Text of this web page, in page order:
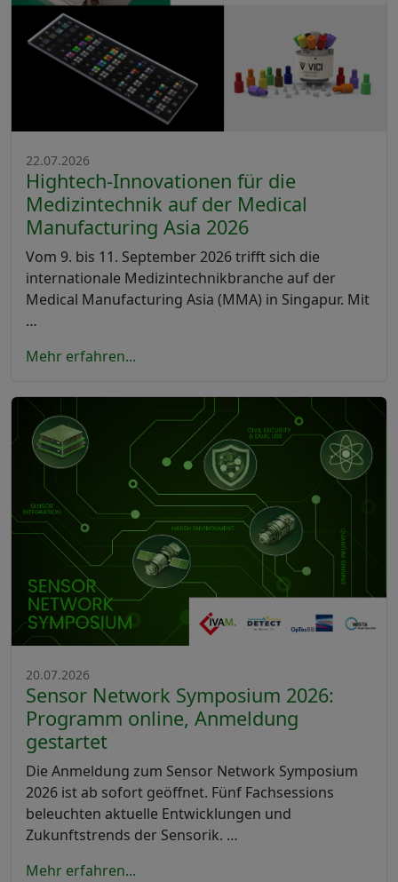
22.07.2026
Hightech-Innovationen für die
Medizintechnik auf der Medical
Manufacturing Asia 2026
Vom 9. bis 11. September 2026 trifft sich die
internationale Medizintechnikbranche auf der
Medical Manufacturing Asia (MMA) in Singapur. Mit
…
Mehr erfahren...
20.07.2026
Sensor Network Symposium 2026:
Programm online, Anmeldung
gestartet
Die Anmeldung zum Sensor Network Symposium
2026 ist ab sofort geöffnet. Fünf Fachsessions
beleuchten aktuelle Entwicklungen und
Zukunftstrends der Sensorik. …
Mehr erfahren...